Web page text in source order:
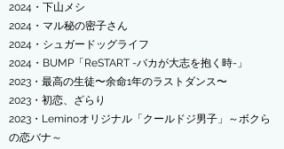
​2024・下山メシ
​2024・マル秘の密子さん
2024・シュガードッグライフ
​2024・BUMP「ReSTART -バカが大志を抱く時-」
​2023・最高の生徒〜余命1年のラストダンス〜
2023・初恋、ざらり
2023・Leminoオリジナル「クールドジ男子」～ボクら
の恋バナ～